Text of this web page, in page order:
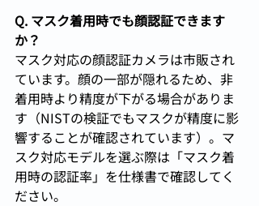
Q. マスク着用時でも顔認証できます
か？
マスク対応の顔認証カメラは市販され
ています。顔の一部が隠れるため、非
着用時より精度が下がる場合がありま
す（NISTの検証でもマスクが精度に影
響することが確認されています）。マ
スク対応モデルを選ぶ際は「マスク着
用時の認証率」を仕様書で確認してく
ださい。